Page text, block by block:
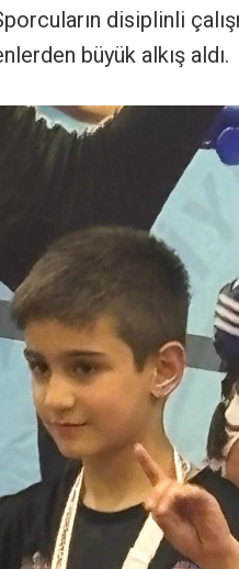
disiplinli
büyük alkış aldı.